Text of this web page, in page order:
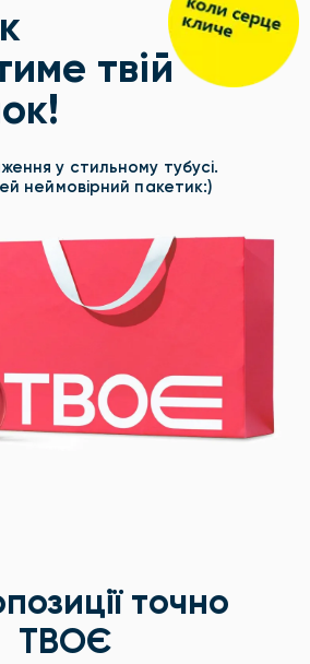
твій
у стильному тубусі.
неймовірний пакетик:)
точно
ТВОЄ